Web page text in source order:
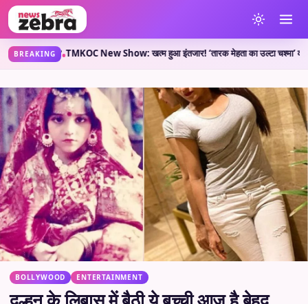
BREAKING
कहती है?•TMKOC New Show: खत्म हुआ इंतजार! ‘तारक मेहता का उल्टा चश्मा’ वाले
BOLLYWOOD ENTERTAINMENT